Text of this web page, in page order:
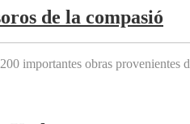
de la compasió
importantes obras